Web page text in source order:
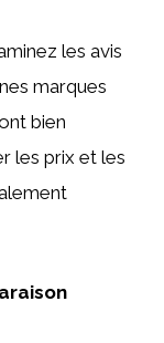
les avis
marques
bien
les prix et les